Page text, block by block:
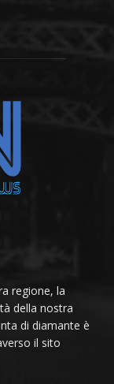
regione, la
della nostra
di diamante è
il sito